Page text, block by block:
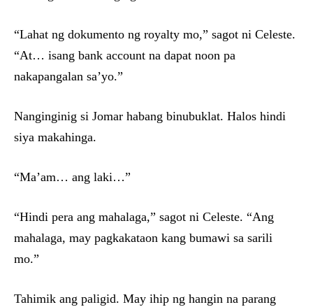
“Lahat ng dokumento ng royalty mo,” sagot ni Celeste.
“At… isang bank account na dapat noon pa
nakapangalan sa’yo.”
Nanginginig si Jomar habang binubuklat. Halos hindi
siya makahinga.
“Ma’am… ang laki…”
“Hindi pera ang mahalaga,” sagot ni Celeste. “Ang
mahalaga, may pagkakataon kang bumawi sa sarili
mo.”
Tahimik ang paligid. May ihip ng hangin na parang